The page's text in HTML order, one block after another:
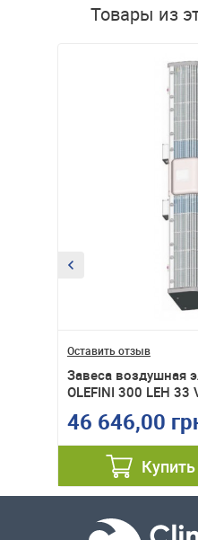
Товары из
Оставить отзыв
Завеса воздушная
OLEFINI 300 LEH 33
46 646,00
Купить